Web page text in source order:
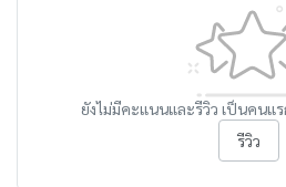
ยังไม่มีคะแนนและรีวิว เป็นคนแ
รีวิว